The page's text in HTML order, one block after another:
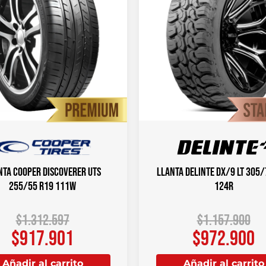
COOPER DISCOVERER UTS
255/55 R19 111W
$1.312.597
$917.901
Añadir al carrito
Llanta DELINTE DX/9 LT
124R
$1.157.900
$972.900
Añadir al carrito